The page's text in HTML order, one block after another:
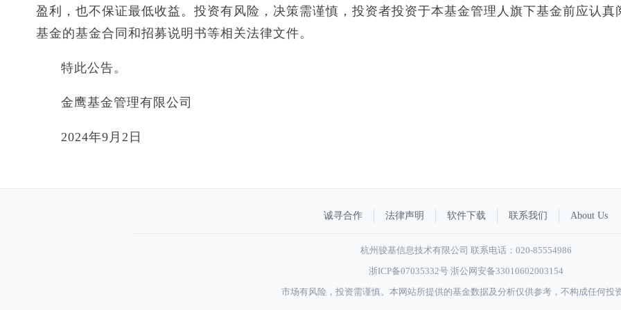
盈利，也不保证最低收益。投资有风险，决策需谨慎，投资者投资于本基金管理人旗下基金前应认真
基金的基金合同和招募说明书等相关法律文件。
特此公告。
金鹰基金管理有限公司
2024年9月2日
诚寻合作 法律声明 软件下载 联系我们 About Us
杭州骏基信息技术有限公司 联系电话：020-85554986
浙ICP备07035332号 浙公网安备33010602003154
市场有风险，投资需谨慎。本网站所提供的基金数据及分析仅供参考，不构成任何投资